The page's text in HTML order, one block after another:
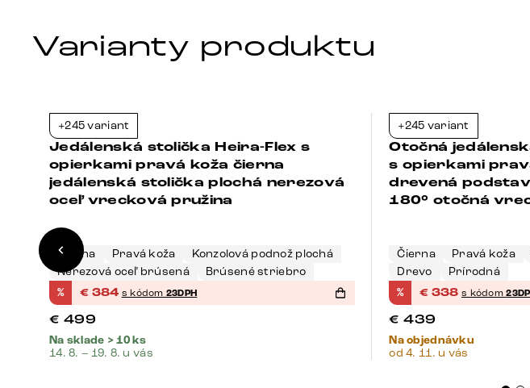
Varianty produktu
+245 variant
Jedálenská stolička Heira-Flex s
opierkami pravá koža čierna
jedálenská stolička plochá nerezová
oceľ vrecková pružina
Čierna Pravá koža
Konzolová podnož plochá
Nerezová oceľ brúsená
Brúsené striebro
% € 384 s kódom 23DPH
€ 499
Na sklade > 10 ks
14. 8. – 19. 8. u vás
+245 variant
Otočná
s opierkami
drevená
180° otočná
Čierna Pravá koža
Drevo
Prírodná
% € 338 s kódom
€ 439
Na objednávku
od 4. 11. u vás